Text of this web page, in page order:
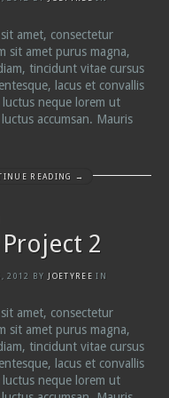
amet, consectetur
sit amet purus magna,
tincidunt vitae cursus
lacus et convallis
neque lorem ut
accumsan. Mauris
READING →
2
2012 BY JOETYREE IN
amet, consectetur
sit amet purus magna,
tincidunt vitae cursus
lacus et convallis
neque lorem ut